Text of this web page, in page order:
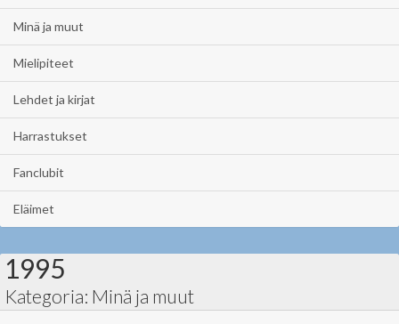
Minä ja muut
Mielipiteet
Lehdet ja kirjat
Harrastukset
Fanclubit
Eläimet
1995
Kategoria: Minä ja muut